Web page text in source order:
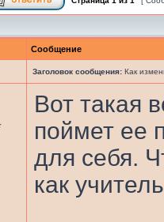
Сообщение
Заголовок сообщения: Как
Вот такая
поймет ее
для себя.
как